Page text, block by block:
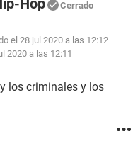
Hop Cerrado
el 28 jul 2020 a las 12:12
2020 a las 12:11
los criminales y los